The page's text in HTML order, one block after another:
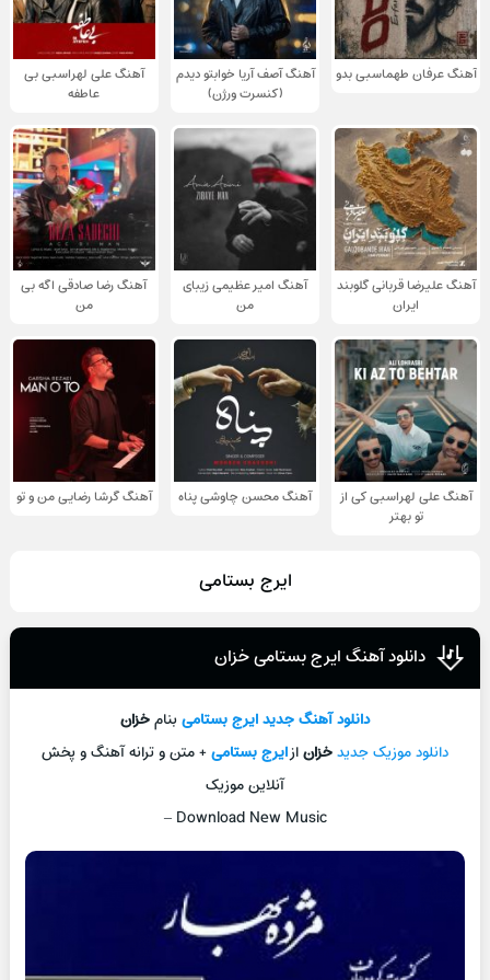
آهنگ عرفان طهماسبی بدو
آهنگ آصف آریا خوابتو دیدم
(کنسرت ورژن)
آهنگ علی لهراسبی بی
عاطفه
آهنگ علیرضا قربانی گلوبند
ایران
آهنگ امیر عظیمی زیبای
من
آهنگ رضا صادقی اگه بی
من
آهنگ علی لهراسبی کی از
تو ‌بهتر
آهنگ محسن چاوشی پناه آهنگ گرشا رضایی من و تو
ایرج بستامی
دانلود آهنگ ایرج بستامی خزان
دانلود آهنگ جدیدایرج بستامیبنامخزان
دانلود موزیک جدیدخزانازایرج بستامی+ متن و ترانه آهنگ و پخش
آنلاین موزیک
Download New Music
–